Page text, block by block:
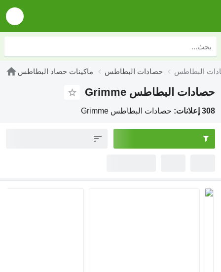
ماكينات حصاد البطاطس حصادات البطاطس
حصادات البطاطس Grimme
308 إعلانات: حصادات البطاطس Grimme